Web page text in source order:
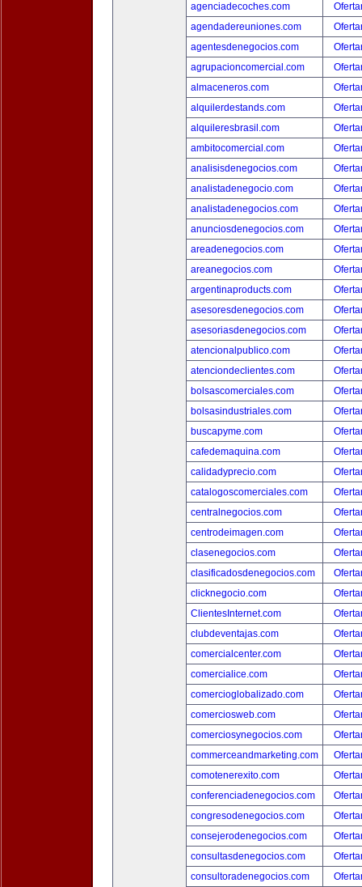
agenciadecoches.com
agendadereuniones.com
agentesdenegocios.com
agrupacioncomercial.com
almaceneros.com
alquilerdestands.com
alquileresbrasil.com
ambitocomercial.com
analisisdenegocios.com
analistadenegocio.com
analistadenegocios.com
anunciosdenegocios.com
areadenegocios.com
areanegocios.com
argentinaproducts.com
asesoresdenegocios.com
asesoriasdenegocios.com
atencionalpublico.com
atenciondeclientes.com
bolsascomerciales.com
bolsasindustriales.com
buscapyme.com
cafedemaquina.com
calidadyprecio.com
catalogoscomerciales.com
centralnegocios.com
centrodeimagen.com
clasenegocios.com
clasificadosdenegocios.com
clicknegocio.com
ClientesInternet.com
clubdeventajas.com
comercialcenter.com
comercialice.com
comercioglobalizado.com
comerciosweb.com
comerciosynegocios.com
commerceandmarketing.com
comotenerexito.com
conferenciadenegocios.com
congresodenegocios.com
consejerodenegocios.com
consultasdenegocios.com
consultoradenegocios.com